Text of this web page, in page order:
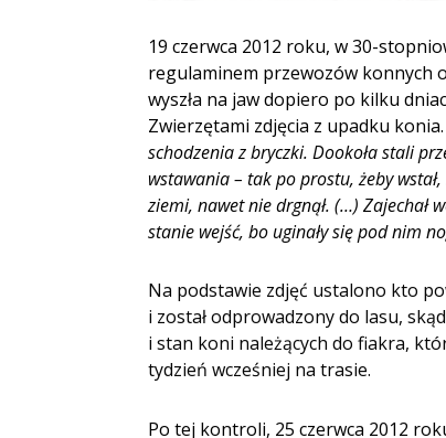
19 czerwca 2012 roku, w 30-
regulaminem przewozów konnych
wyszła na jaw dopiero po kilku
Zwierzętami zdjęcia z upadku
schodzenia z bryczki. Dookoła stali
wstawania – tak po prostu, żeby
ziemi, nawet nie drgnął. (…) Zajechał
stanie wejść, bo uginały się pod nim
Na podstawie zdjęć ustalono kto
i został odprowadzony do lasu,
i stan koni należących do fiakra,
tydzień wcześniej na trasie.
Po tej kontroli, 25 czerwca 2012